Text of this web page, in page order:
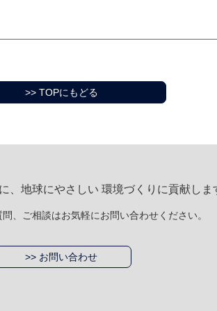
>> TOPにもどる
、地球にやさしい 環境づくりに貢献しま
、ご相談はお気軽にお問い合わせください。
>> お問い合わせ